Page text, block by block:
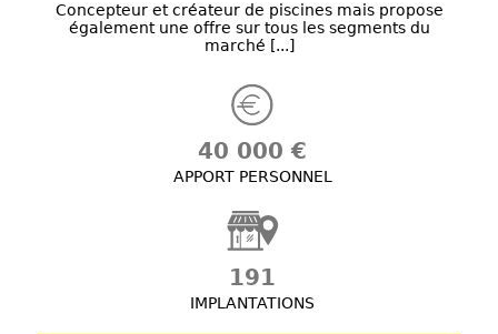
Concepteur et créateur de piscines mais propose
également une offre sur tous les segments du
marché [...]
40 000 €
APPORT PERSONNEL
191
IMPLANTATIONS